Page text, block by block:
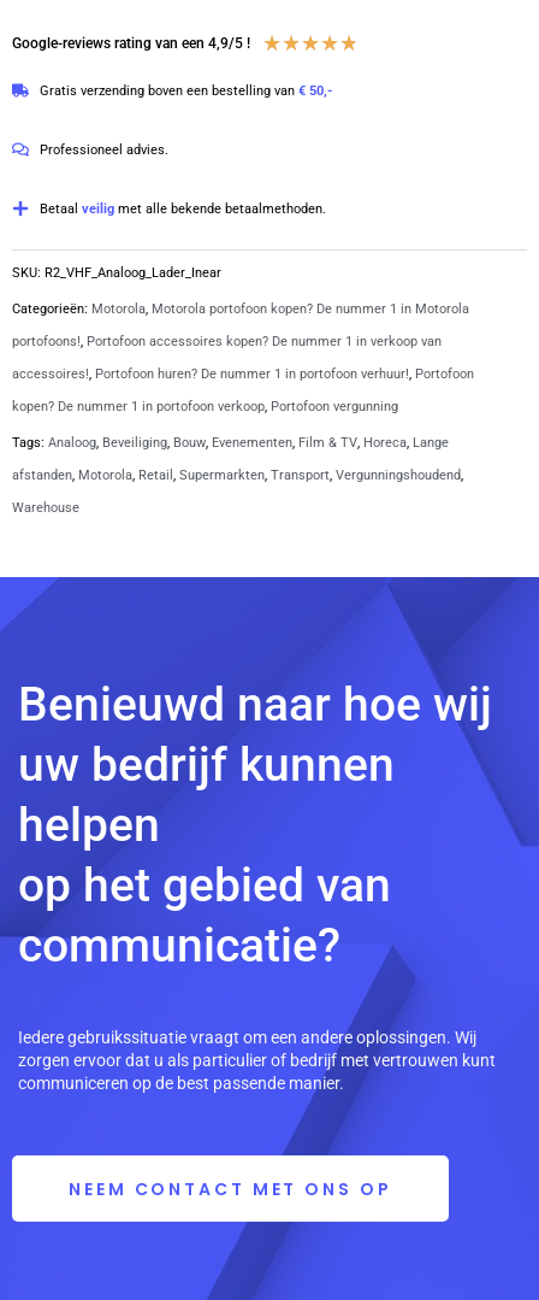
portofoon
lader
aantal
Google-reviews rating van een 4,9/5 ! ★★★★★
Gratis verzending boven een bestelling van € 50,-
Professioneel advies.
Betaal veilig met alle bekende betaalmethoden.
SKU: R2_VHF_Analoog_Lader_Inear
Categorieën: Motorola, Motorola portofoon kopen? De nummer 1 in Motorola
portofoons!, Portofoon accessoires kopen? De nummer 1 in verkoop van
accessoires!, Portofoon huren? De nummer 1 in portofoon verhuur!, Portofoon
kopen? De nummer 1 in portofoon verkoop, Portofoon vergunning
Tags: Analoog, Beveiliging, Bouw, Evenementen, Film & TV, Horeca, Lange
afstanden, Motorola, Retail , Supermarkten, Transport, Vergunningshoudend,
Warehouse
Benieuwd naar hoe wij
uw bedrijf kunnen
helpen
op het gebied van
communicatie?
Iedere gebruikssituatie vraagt om een andere oplossingen. Wij
zorgen ervoor dat u als particulier of bedrijf met vertrouwen kunt
communiceren op de best passende manier.
NEEM CONTACT MET ONS OP